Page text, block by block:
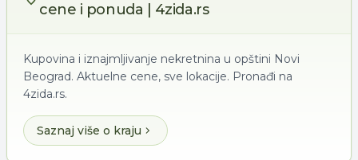
cene i ponuda | 4zida.rs
Kupovina i iznajmljivanje nekretnina u opštini Novi
Beograd. Aktuelne cene, sve lokacije. Pronađi na
4zida.rs.
Saznaj više o kraju